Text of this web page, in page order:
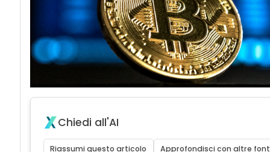
Chiedi all'AI
Riassumi questo articolo Approfondisci con altre